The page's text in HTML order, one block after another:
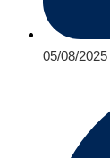
05/08/2025